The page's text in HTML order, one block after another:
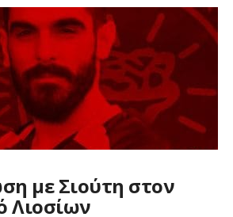
με Σιούτη στον
Λιοσίων